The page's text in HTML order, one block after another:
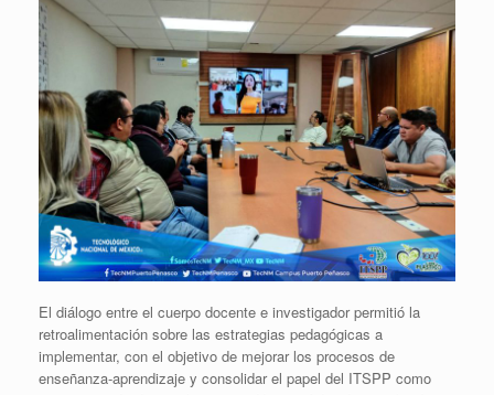
El diálogo entre el cuerpo docente e investigador permitió la
retroalimentación sobre las estrategias pedagógicas a
implementar, con el objetivo de mejorar los procesos de
enseñanza-aprendizaje y consolidar el papel del ITSPP como